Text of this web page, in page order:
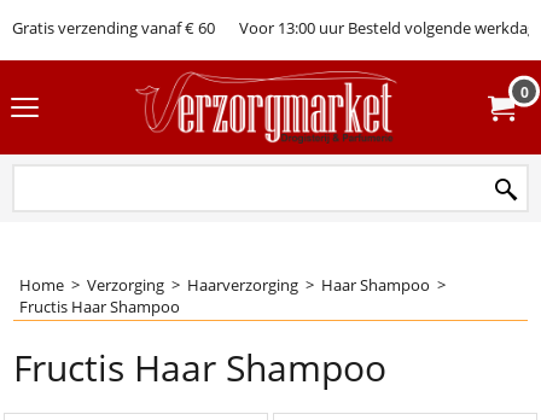
Gratis verzending vanaf € 60 Voor 13:00 uur Besteld volgende werkdag
0
Home > Verzorging > Haarverzorging > Haar Shampoo >
Fructis Haar Shampoo
Fructis Haar Shampoo